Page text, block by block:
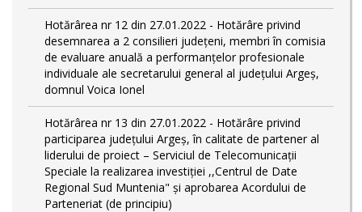
Hotărârea nr 12 din 27.01.2022 - Hotărâre privind
desemnarea a 2 consilieri județeni, membri în comisia
de evaluare anuală a performanțelor profesionale
individuale ale secretarului general al județului Argeș,
domnul Voica Ionel
Hotărârea nr 13 din 27.01.2022 - Hotărâre privind
participarea județului Argeș, în calitate de partener al
liderului de proiect – Serviciul de Telecomunicații
Speciale la realizarea investiției ,,Centrul de Date
Regional Sud Muntenia" și aprobarea Acordului de
Parteneriat (de principiu)